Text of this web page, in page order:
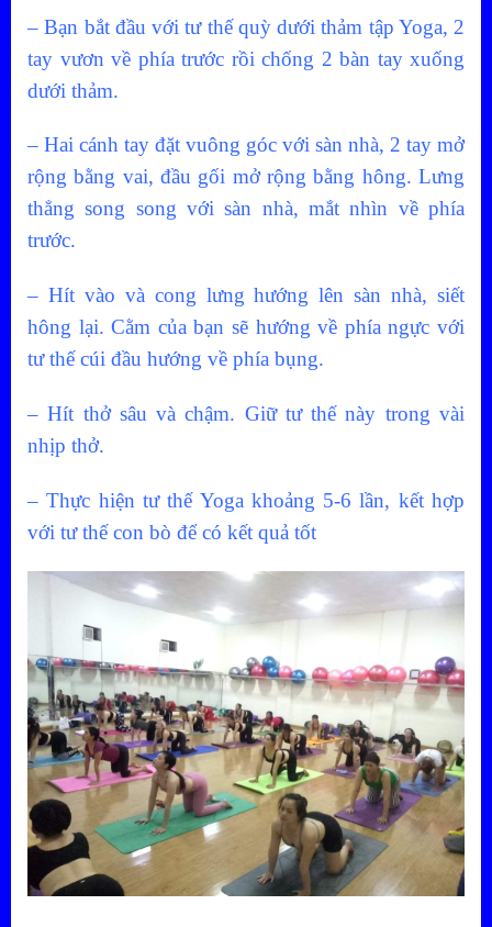
– Bạn bắt đầu với tư thế quỳ dưới thảm tập Yoga, 2
tay vươn về phía trước rồi chống 2 bàn tay xuống
dưới thảm.
– Hai cánh tay đặt vuông góc với sàn nhà, 2 tay mở
rộng bằng vai, đầu gối mở rộng bằng hông. Lưng
thẳng song song với sàn nhà, mắt nhìn về phía
trước.
– Hít vào và cong lưng hướng lên sàn nhà, siết
hông lại. Cằm của bạn sẽ hướng về phía ngực với
tư thế cúi đầu hướng về phía bụng.
– Hít thở sâu và chậm. Giữ tư thế này trong vài
nhịp thở.
– Thực hiện tư thế Yoga khoảng 5-6 lần, kết hợp
với tư thế con bò để có kết quả tốt